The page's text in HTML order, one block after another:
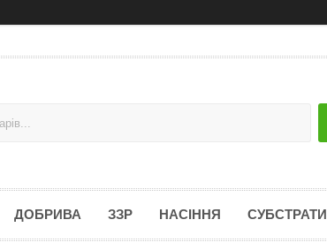
ДОБРИВА ЗЗР НАСІННЯ СУБСТРАТИ